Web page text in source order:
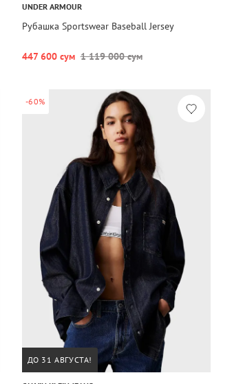
UNDER ARMOUR
Рубашка Sportswear Baseball Jersey
447 600 сум 1 119 000 сум
-60%
ДО 31 АВГУСТА!